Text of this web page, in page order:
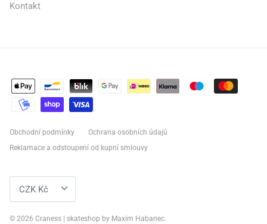
Kontakt
Obchodní podmínky
Ochrana osobních údajů
Reklamace a odstoupení od kupní smlouvy
MĚNA
CZK Kč
© 2026 Craness | skateshop by Maxim Habanec.